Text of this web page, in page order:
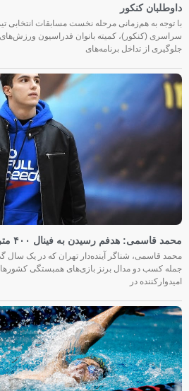
داوطلبان کنکور
با توجه به هم‌زمانی مرحله نخست مسابقات انتخابی
سراسری (کنکور)، کمیته بانوان فدراسیون ورزش‌های
جلوگیری از تداخل برنامه‌های
محمد قاسمی: هدفم رسیدن به فینال ۴۰۰ متر بازی‌های آسیایی ناگویاست
محمد قاسمی، شناگر آینده‌دار تهران که در یک سال
جمله کسب دو مدال برنز بازی‌های همبستگی
امیدوارکننده در